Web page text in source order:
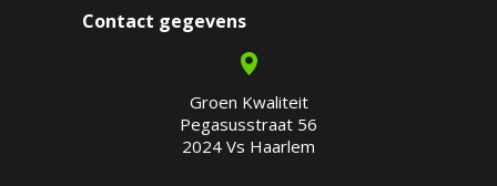
Contact gegevens
Groen Kwaliteit
Pegasusstraat 56
2024 Vs Haarlem